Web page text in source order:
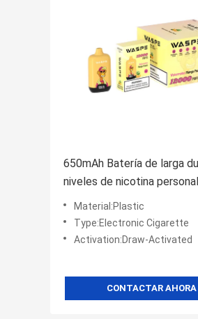
650mAh Batería de larga
niveles de nicotina
Material:Plastic
Type:Electronic Cigarette
Activation:Draw-Activated
CONTACTAR AHORA